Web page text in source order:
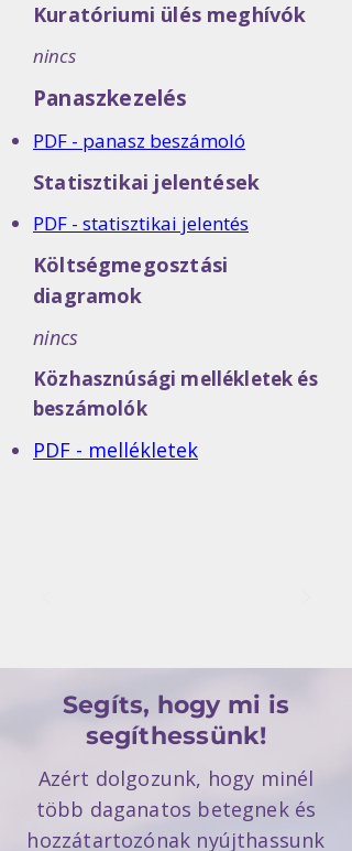
Kuratóriumi ülés meghívók
nincs
Panaszkezelés
PDF - panasz beszámoló
Statisztikai jelentések
PDF - statisztikai jelentés
Költségmegosztási
diagramok
nincs
Közhasznúsági mellékletek és
beszámolók
PDF - mellékletek
Segíts, hogy mi is
segíthessünk!​
Azért dolgozunk, hogy minél
több daganatos betegnek és
hozzátartozónak nyújthassunk